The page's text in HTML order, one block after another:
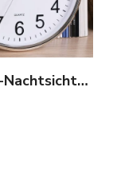
Full-HD-Nachtsichtkamera-Wanduhr